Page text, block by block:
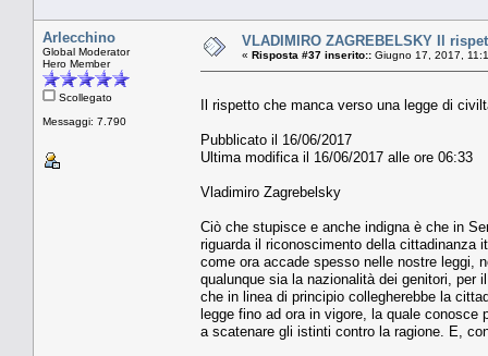
Arlecchino
Global Moderator
Hero Member
Scollegato
Messaggi: 7.790
VLADIMIRO ZAGREBELSKY Il
« Risposta #37 inserito:: Giugno 17, 2017,
Il rispetto che manca verso una legge di
Pubblicato il 16/06/2017
Ultima modifica il 16/06/2017 alle ore 06:33
Vladimiro Zagrebelsky
Ciò che stupisce e anche indigna è che in
riguarda il riconoscimento della cittadinanza
come ora accade spesso nelle nostre leggi,
qualunque sia la nazionalità dei genitori, per
che in linea di principio collegherebbe la
legge fino ad ora in vigore, la quale conosce
a scatenare gli istinti contro la ragione. E,